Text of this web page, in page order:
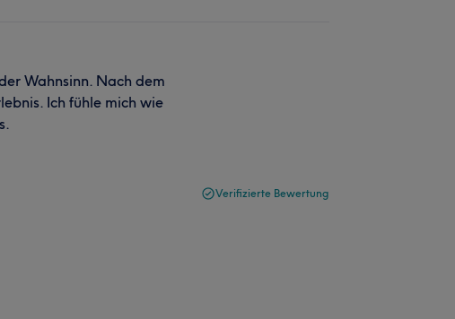
Wahnsinn. Nach dem
Ich fühle mich wie
Verifizierte Bewertung